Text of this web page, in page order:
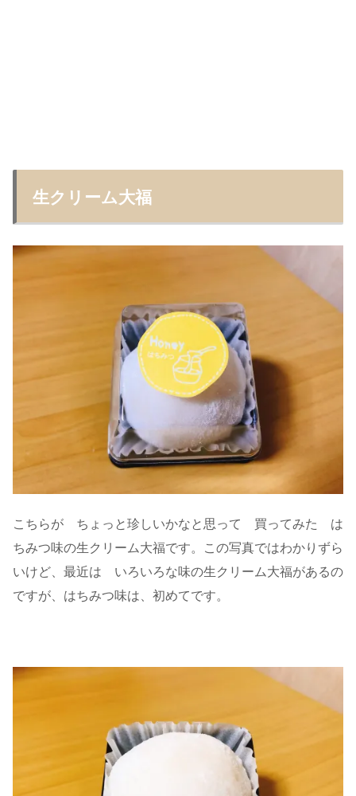
生クリーム大福
こちらが ちょっと珍しいかなと思って 買ってみた は
ちみつ味の生クリーム大福です。この写真ではわかりずら
いけど、最近は いろいろな味の生クリーム大福があるの
ですが、はちみつ味は、初めてです。